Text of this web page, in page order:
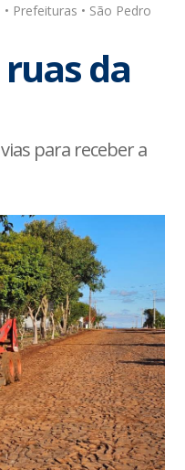
Prefeituras • São Pedro
da
para receber a